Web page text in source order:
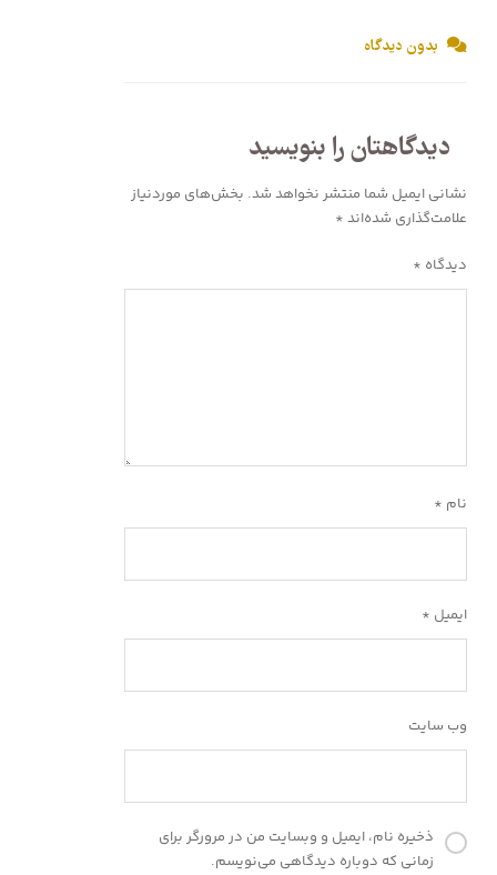
بدون دیدگاه
دیدگاهتان را بنویسید
نشانی ایمیل شما منتشر نخواهد شد. بخش‌های موردنیاز
علامت‌گذاری شده‌اند *
دیدگاه *
نام *
ایمیل *
وب‌ سایت
ذخیره نام، ایمیل و وبسایت من در مرورگر برای
زمانی که دوباره دیدگاهی می‌نویسم.